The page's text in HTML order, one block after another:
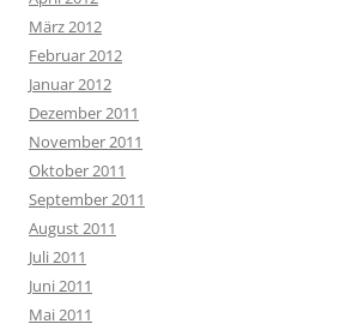
März 2012
Februar 2012
Januar 2012
Dezember 2011
November 2011
Oktober 2011
September 2011
August 2011
Juli 2011
Juni 2011
Mai 2011